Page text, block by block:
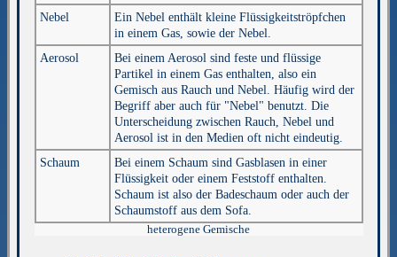
heterogene Gemische
Nebel
Ein Nebel enthält kleine Flüssigkeitströpfchen
in einem Gas, sowie der Nebel.
Aerosol
Bei einem Aerosol sind feste und flüssige
Partikel in einem Gas enthalten, also ein
Gemisch aus Rauch und Nebel. Häufig wird der
Begriff aber auch für "Nebel" benutzt. Die
Unterscheidung zwischen Rauch, Nebel und
Aerosol ist in den Medien oft nicht eindeutig.
Schaum
Bei einem Schaum sind Gasblasen in einer
Flüssigkeit oder einem Feststoff enthalten.
Schaum ist also der Badeschaum oder auch der
Schaumstoff aus dem Sofa.